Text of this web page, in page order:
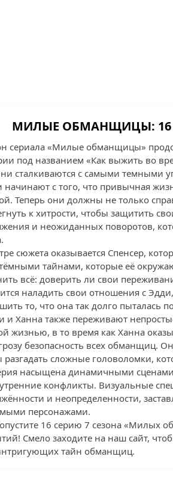
МИЛЫЕ ОБМАНЩИЦЫ: 16
сериала «Милые обманщицы»
под названием «Как выжить во
сталкиваются с самыми темными
начинают с того, что привычная
Теперь они должны не только
к хитрости, чтобы защитить
и неожиданных поворотов,
сюжета оказывается Спенсер,
тайнами, которые её
всё: доверить ли свои
наладить свои отношения с
то, что она так долго пыталась
и Ханна также переживают
жизнью, в то время как Ханна
безопасность всех обманщиц.
разгадать сложные головоломки,
насыщена динамичными
конфликты. Визуальные
и неопределенности,
персонажами.
16 серию 7 сезона «Милых
Смело заходите на наш сайт,
тайн обманщиц.